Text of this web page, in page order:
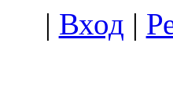
| Вход |